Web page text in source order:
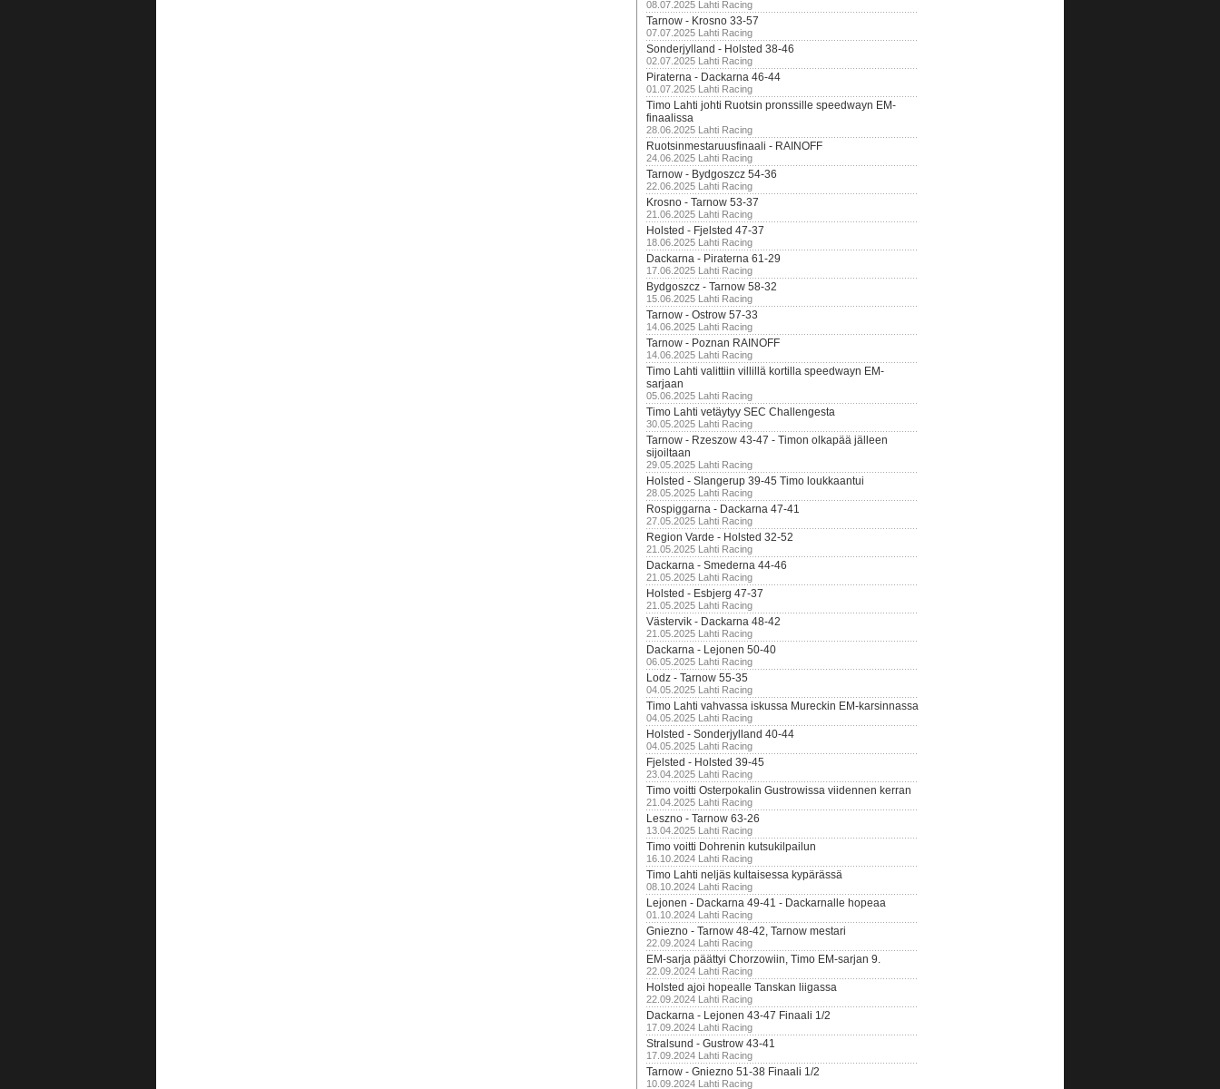
08.07.2025 Lahti Racing
Tarnow - Krosno 33-57
07.07.2025 Lahti Racing
Sonderjylland - Holsted 38-46
02.07.2025 Lahti Racing
Piraterna - Dackarna 46-44
01.07.2025 Lahti Racing
Timo Lahti johti Ruotsin pronssille speedwayn EM-
finaalissa
28.06.2025 Lahti Racing
Ruotsinmestaruusfinaali - RAINOFF
24.06.2025 Lahti Racing
Tarnow - Bydgoszcz 54-36
22.06.2025 Lahti Racing
Krosno - Tarnow 53-37
21.06.2025 Lahti Racing
Holsted - Fjelsted 47-37
18.06.2025 Lahti Racing
Dackarna - Piraterna 61-29
17.06.2025 Lahti Racing
Bydgoszcz - Tarnow 58-32
15.06.2025 Lahti Racing
Tarnow - Ostrow 57-33
14.06.2025 Lahti Racing
Tarnow - Poznan RAINOFF
14.06.2025 Lahti Racing
Timo Lahti valittiin villillä kortilla speedwayn EM-
sarjaan
05.06.2025 Lahti Racing
Timo Lahti vetäytyy SEC Challengesta
30.05.2025 Lahti Racing
Tarnow - Rzeszow 43-47 - Timon olkapää jälleen
sijoiltaan
29.05.2025 Lahti Racing
Holsted - Slangerup 39-45 Timo loukkaantui
28.05.2025 Lahti Racing
Rospiggarna - Dackarna 47-41
27.05.2025 Lahti Racing
Region Varde - Holsted 32-52
21.05.2025 Lahti Racing
Dackarna - Smederna 44-46
21.05.2025 Lahti Racing
Holsted - Esbjerg 47-37
21.05.2025 Lahti Racing
Västervik - Dackarna 48-42
21.05.2025 Lahti Racing
Dackarna - Lejonen 50-40
06.05.2025 Lahti Racing
Lodz - Tarnow 55-35
04.05.2025 Lahti Racing
Timo Lahti vahvassa iskussa Mureckin EM-karsinnassa
04.05.2025 Lahti Racing
Holsted - Sonderjylland 40-44
04.05.2025 Lahti Racing
Fjelsted - Holsted 39-45
23.04.2025 Lahti Racing
Timo voitti Osterpokalin Gustrowissa viidennen kerran
21.04.2025 Lahti Racing
Leszno - Tarnow 63-26
13.04.2025 Lahti Racing
Timo voitti Dohrenin kutsukilpailun
16.10.2024 Lahti Racing
Timo Lahti neljäs kultaisessa kypärässä
08.10.2024 Lahti Racing
Lejonen - Dackarna 49-41 - Dackarnalle hopeaa
01.10.2024 Lahti Racing
Gniezno - Tarnow 48-42, Tarnow mestari
22.09.2024 Lahti Racing
EM-sarja päättyi Chorzowiin, Timo EM-sarjan 9.
22.09.2024 Lahti Racing
Holsted ajoi hopealle Tanskan liigassa
22.09.2024 Lahti Racing
Dackarna - Lejonen 43-47 Finaali 1/2
17.09.2024 Lahti Racing
Stralsund - Gustrow 43-41
17.09.2024 Lahti Racing
Tarnow - Gniezno 51-38 Finaali 1/2
10.09.2024 Lahti Racing